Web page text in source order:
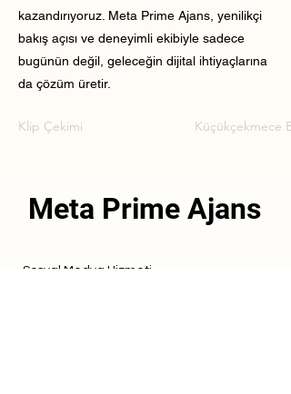
kazandırıyoruz. Meta Prime Ajans, yenilikçi
bakış açısı ve deneyimli ekibiyle sadece
bugünün değil, geleceğin dijital ihtiyaçlarına
da çözüm üretir.
Klip Çekimi Küçükçekmece
Meta Prime Ajans
Sosyal Medya Hizmeti